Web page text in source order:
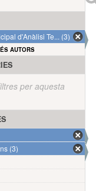
d'Anàlisi Te... (3)
AUTORS
per aquesta
(3)